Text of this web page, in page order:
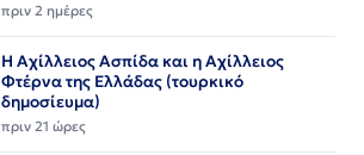
πριν 2 ημέρες
Η Αχίλλειος Ασπίδα και η Αχίλλειος
Φτέρνα της Ελλάδας (τουρκικό
δημοσίευμα)
πριν 21 ώρες